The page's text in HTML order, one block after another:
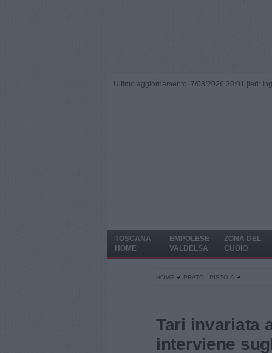
Ultimo aggiornamento: 7/08/2026 20:01 | ieri:
TOSCANA
HOME
EMPOLESE
VALDELSA
ZONA DEL
CUOIO
HOME PRATO - PISTOIA
Tari invariata
interviene